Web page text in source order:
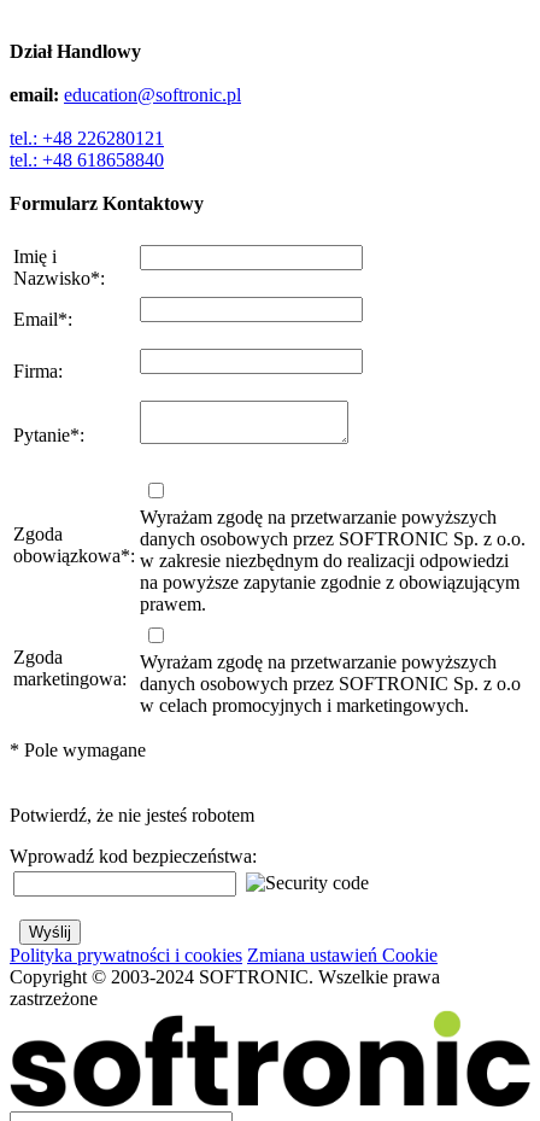
Dział Handlowy
email: education@softronic.pl
tel.: +48 226280121
tel.: +48 618658840
Formularz Kontaktowy
Imię i
Nazwisko*:
Email*:
Firma:
Pytanie*:
Zgoda
obowiązkowa*:
Wyrażam zgodę na przetwarzanie powyższych
danych osobowych przez SOFTRONIC Sp. z o.o.
w zakresie niezbędnym do realizacji odpowiedzi
na powyższe zapytanie zgodnie z obowiązującym
prawem.
Zgoda
marketingowa:
Wyrażam zgodę na przetwarzanie powyższych
danych osobowych przez SOFTRONIC Sp. z o.o
w celach promocyjnych i marketingowych.
* Pole wymagane
Potwierdź, że nie jesteś robotem
Wprowadź kod bezpieczeństwa:
Polityka prywatności i cookies Zmiana ustawień Cookie
Copyright © 2003-2024 SOFTRONIC. Wszelkie prawa
zastrzeżone